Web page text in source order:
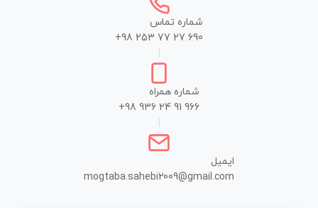
شماره تماس
+98 253 77 27 690
شماره همراه
+98 936 24 91 966
ایمیل
mogtaba.sahebi2009@gmail.com